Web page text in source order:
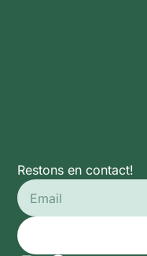
Restons en contact!